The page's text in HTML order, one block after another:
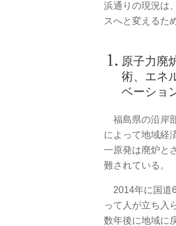
浜通りの現況は
スへと変えるた
原子力廃
術、エネ
ベーショ
福島県の沿岸
によって地域経
一原発は廃炉と
難されている。
2014年に国道
って人が立ち入
数年後に地域に